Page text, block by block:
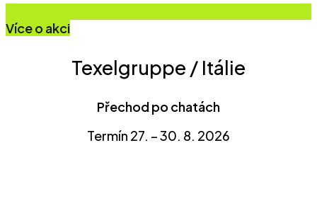
Více o akci
Texelgruppe / Itálie
Přechod po chatách
Termín 27. – 30. 8. 2026